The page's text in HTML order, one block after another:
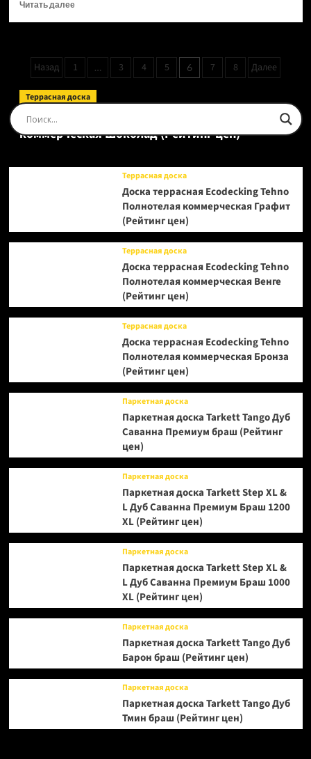
Читать далееПрочитать
SPC
ламинат
Enjoy
Стен
Пагинация
записей
Назад 1 … 3 4 5 6 7 8 Далее
Террасная доска
Доска террасная Ecodecking Tehno Полнотелая
коммерческая Шоколад (Рейтинг цен)
Террасная доска
Доска террасная Ecodecking Tehno
Полнотелая коммерческая Графит
(Рейтинг цен)
Террасная доска
Доска террасная Ecodecking Tehno
Полнотелая коммерческая Венге
(Рейтинг цен)
Террасная доска
Доска террасная Ecodecking Tehno
Полнотелая коммерческая Бронза
(Рейтинг цен)
Паркетная доска
Паркетная доска Tarkett Tango Дуб
Саванна Премиум браш (Рейтинг
цен)
Паркетная доска
Паркетная доска Tarkett Step XL &
L Дуб Саванна Премиум Браш 1200
XL (Рейтинг цен)
Паркетная доска
Паркетная доска Tarkett Step XL &
L Дуб Саванна Премиум Браш 1000
XL (Рейтинг цен)
Паркетная доска
Паркетная доска Tarkett Tango Дуб
Барон браш (Рейтинг цен)
Паркетная доска
Паркетная доска Tarkett Tango Дуб
Тмин браш (Рейтинг цен)